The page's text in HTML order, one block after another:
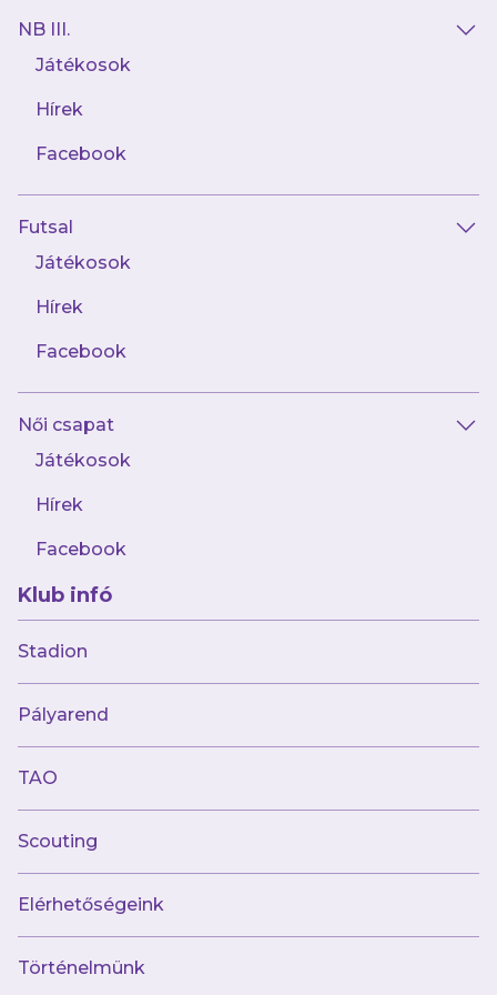
NB III.
Játékosok
Hírek
Facebook
Futsal
Játékosok
Hírek
Facebook
Női csapat
Játékosok
Hírek
Facebook
Klub infó
Stadion
Pályarend
TAO
Scouting
Elérhetőségeink
Történelmünk
2025.03.08
Huszonkét perc alatt kilencet lőtt a
labdarúgócsapatunk
női labdarúgóinknak
2025.03.04